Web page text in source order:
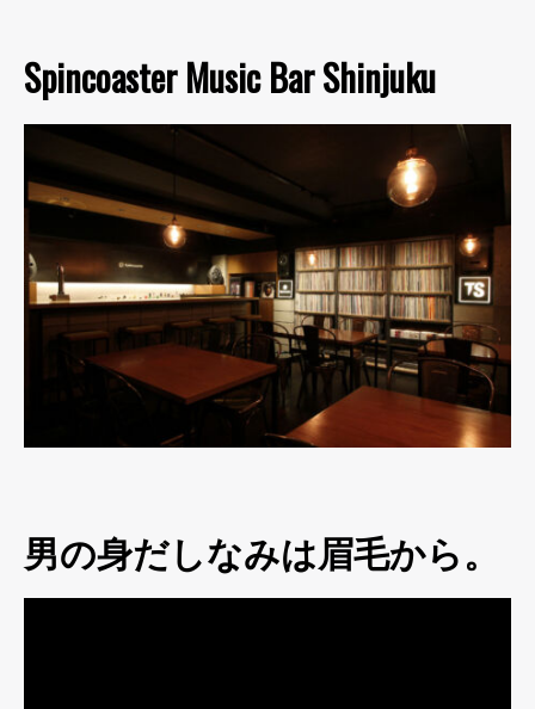
Spincoaster Music Bar Shinjuku
男の身だしなみは眉毛から。